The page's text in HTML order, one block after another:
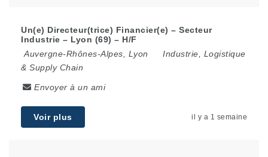
Un(e) Directeur(trice) Financier(e) – Secteur
Industrie – Lyon (69) – H/F
Auvergne-Rhônes-Alpes
Lyon
Industrie, Logistique
& Supply Chain
Envoyer à un ami
Voir plus il y a 1 semaine